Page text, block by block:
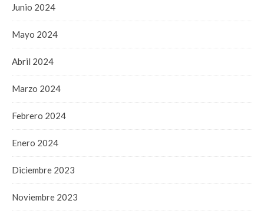
Junio 2024
Mayo 2024
Abril 2024
Marzo 2024
Febrero 2024
Enero 2024
Diciembre 2023
Noviembre 2023